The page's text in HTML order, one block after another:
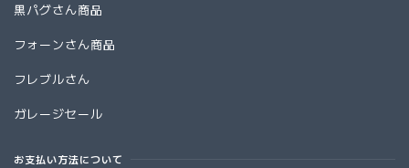
黒パグさん商品
フォーンさん商品
フレブルさん
ガレージセール
お支払い方法について